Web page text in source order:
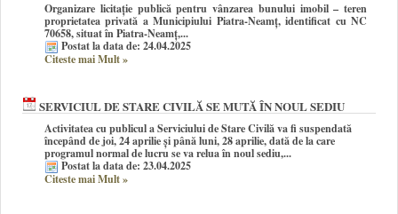
Organizare licitație publică pentru vânzarea bunului imobil – teren
proprietatea privată a Municipiului Piatra-Neamț, identificat cu NC
70658, situat în Piatra-Neamț,...
Postat la data de: 24.04.2025
Citeste mai Mult»
SERVICIUL DE STARE CIVILĂ SE MUTĂ ÎN NOUL SEDIU
Activitatea cu publicul a Serviciului de Stare Civilă va fi suspendată
începând de joi, 24 aprilie și până luni, 28 aprilie, dată de la care
programul normal de lucru se va relua în noul sediu,...
Postat la data de: 23.04.2025
Citeste mai Mult»